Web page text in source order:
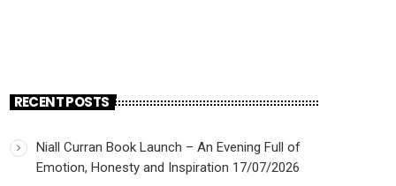
RECENT POSTS
Niall Curran Book Launch – An Evening Full of
Emotion, Honesty and Inspiration 17/07/2026